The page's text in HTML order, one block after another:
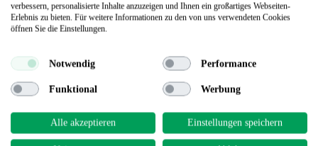
Terrassendielen
verbessern, personalisierte Inhalte anzuzeigen und Ihnen ein großartiges Webseiten-
Erlebnis zu bieten. Für weitere Informationen zu den von uns verwendeten Cookies
öffnen Sie die Einstellungen.
Notwendig Performance
Funktional Werbung
Alle akzeptieren Einstellungen speichern